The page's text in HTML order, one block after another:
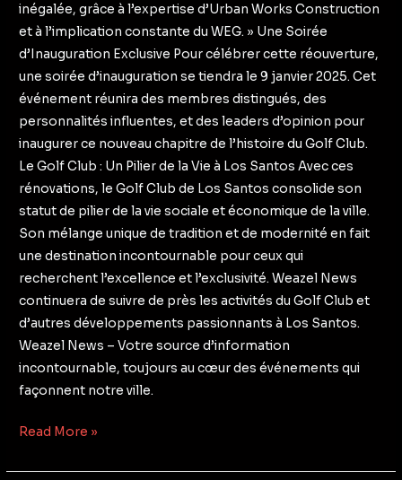
inégalée, grâce à l’expertise d’Urban Works Construction
et à l’implication constante du WEG. » Une Soirée
d’Inauguration Exclusive Pour célébrer cette réouverture,
une soirée d’inauguration se tiendra le 9 janvier 2025. Cet
événement réunira des membres distingués, des
personnalités influentes, et des leaders d’opinion pour
inaugurer ce nouveau chapitre de l’histoire du Golf Club.
Le Golf Club : Un Pilier de la Vie à Los Santos Avec ces
rénovations, le Golf Club de Los Santos consolide son
statut de pilier de la vie sociale et économique de la ville.
Son mélange unique de tradition et de modernité en fait
une destination incontournable pour ceux qui
recherchent l’excellence et l’exclusivité. Weazel News
continuera de suivre de près les activités du Golf Club et
d’autres développements passionnants à Los Santos.
Weazel News – Votre source d’information
incontournable, toujours au cœur des événements qui
façonnent notre ville.
Read More »